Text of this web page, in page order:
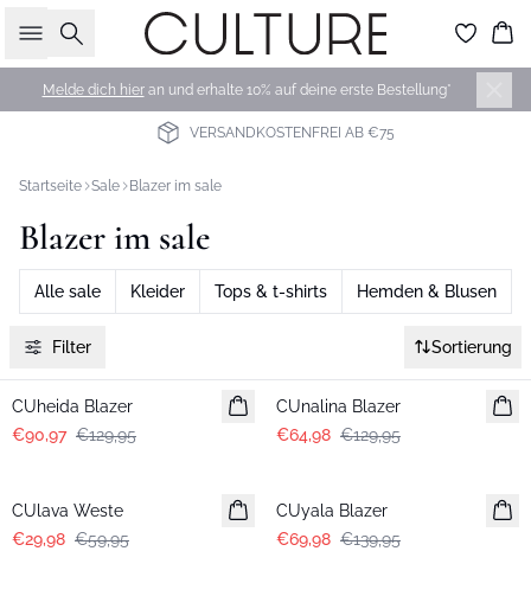
Suche
Melde dich hieran und erhalte 10% auf deine erste Bestellung*
VERSANDKOSTENFREI AB €75
Startseite Sale Blazer im sale
Blazer im sale
Alle sale Kleider Tops & t-shirts Hemden & Blusen
Filter Sortierung
-30%
CUheida Blazer
€90,97 €129,95
CUnalina Blazer
€64,98 €129,95
CUlava Weste
€29,98 €59,95
CUyala Blazer
€69,98 €139,95